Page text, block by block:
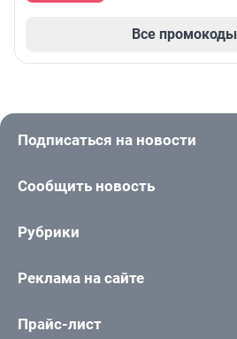
Все промокоды
Подписаться на новости
Сообщить новость
Рубрики
Реклама на сайте
Прайс-лист